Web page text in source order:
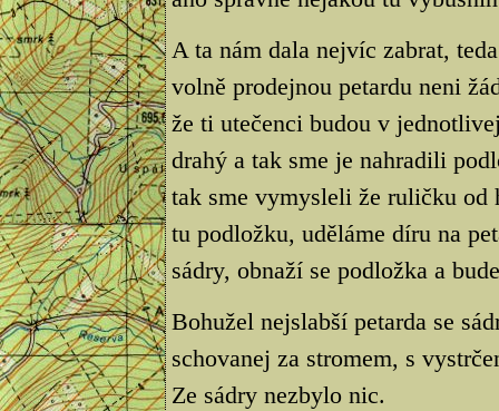
A ta nám dala nejvíc zabrat,
volně prodejnou petardu neni
že ti utečenci budou v
drahý a tak sme je nahradili
tak sme vymysleli že ruličku od
tu podložku, uděláme díru na
sádry, obnaží se podložka a
Bohužel nejslabší petarda se
schovanej za stromem, s
Ze sádry nezbylo nic.